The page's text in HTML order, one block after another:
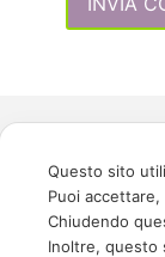
Corefab è quel posto
Questo sito
Puoi
Chiudendo
Inoltre, questo